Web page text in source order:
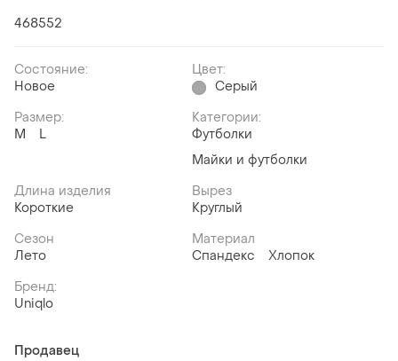
468552
Состояние:
Новое
Цвет:
Серый
Размер:
M
L
Категории:
Футболки
Майки и футболки
Длина изделия
Короткие
Вырез
Круглый
Сезон
Лето
Материал
Спандекс
Хлопок
Бренд:
Uniqlo
Продавец